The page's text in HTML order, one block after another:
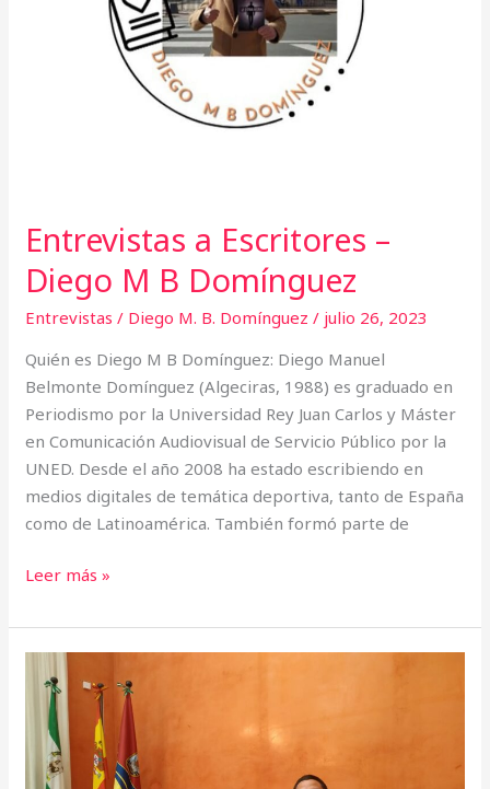
Entrevistas a Escritores –
Diego M B Domínguez
Entrevistas / Diego M. B. Domínguez/ julio 26, 2023
Quién es Diego M B Domínguez: Diego Manuel
Belmonte Domínguez (Algeciras, 1988) es graduado en
Periodismo por la Universidad Rey Juan Carlos y Máster
en Comunicación Audiovisual de Servicio Público por la
UNED. Desde el año 2008 ha estado escribiendo en
medios digitales de temática deportiva, tanto de España
como de Latinoamérica. También formó parte de
Leer más »
Entrevista
en
Voz
Revista